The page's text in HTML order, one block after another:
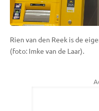
Rien van den Reek is de
(foto: Imke van de Laar).